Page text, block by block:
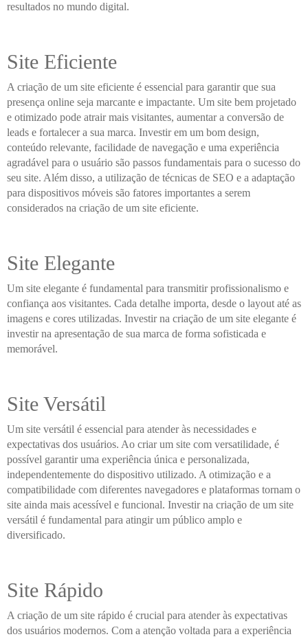
resultados no mundo digital.
Site Eficiente
A criação de um site eficiente é essencial para garantir que sua
presença online seja marcante e impactante. Um site bem projetado
e otimizado pode atrair mais visitantes, aumentar a conversão de
leads e fortalecer a sua marca. Investir em um bom design,
conteúdo relevante, facilidade de navegação e uma experiência
agradável para o usuário são passos fundamentais para o sucesso do
seu site. Além disso, a utilização de técnicas de SEO e a adaptação
para dispositivos móveis são fatores importantes a serem
considerados na criação de um site eficiente.
Site Elegante
Um site elegante é fundamental para transmitir profissionalismo e
confiança aos visitantes. Cada detalhe importa, desde o layout até as
imagens e cores utilizadas. Investir na criação de um site elegante é
investir na apresentação de sua marca de forma sofisticada e
memorável.
Site Versátil
Um site versátil é essencial para atender às necessidades e
expectativas dos usuários. Ao criar um site com versatilidade, é
possível garantir uma experiência única e personalizada,
independentemente do dispositivo utilizado. A otimização e a
compatibilidade com diferentes navegadores e plataformas tornam o
site ainda mais acessível e funcional. Investir na criação de um site
versátil é fundamental para atingir um público amplo e
diversificado.
Site Rápido
A criação de um site rápido é crucial para atender às expectativas
dos usuários modernos. Com a atenção voltada para a experiência